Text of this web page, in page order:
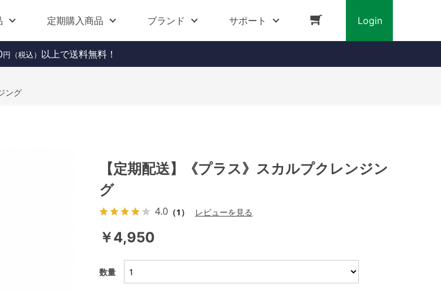
定期購入商品 ブランド サポート Login
円（税込） 以上で送料無料！
ング
【定期配送】《プラス》スカルプクレンジン
グ
4.0 （1） レビューを見る
￥4,950
数量